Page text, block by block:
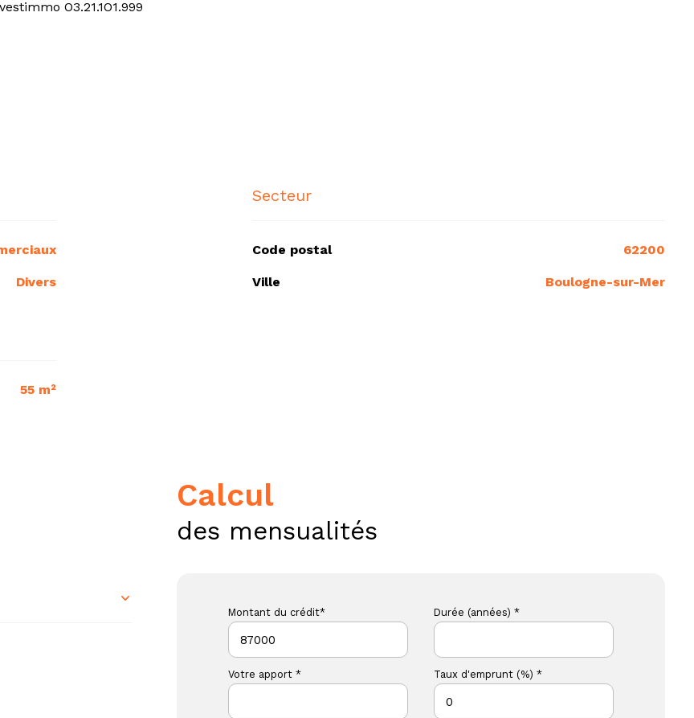
O3.21.1O1.999
Divers
55 m²
Secteur
Code postal 62200
Ville Boulogne-sur-Mer
calcul
des mensualités
Montant du crédit* Durée (années) *
Votre apport * Taux d'emprunt (%) *